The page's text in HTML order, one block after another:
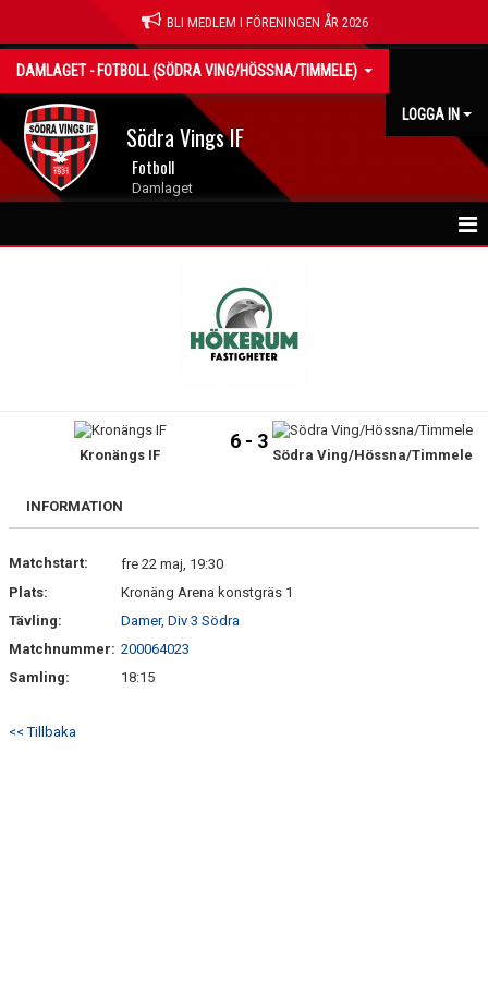
BLI MEDLEM I FÖRENINGEN ÅR 2026
DAMLAGET - FOTBOLL (SÖDRA VING/HÖSSNA/TIMMELE)
LOGGA IN
Södra Vings IF
Fotboll
Damlaget
KONTAKT
Kronängs IF
6 - 3
Södra Ving/Hössna/Timmele
INFORMATION
Matchstart:
fre 22 maj, 19:30
Plats:
Kronäng Arena konstgräs 1
Tävling:
Damer, Div 3 Södra
Matchnummer: 200064023
Samling:
18:15
<< Tillbaka